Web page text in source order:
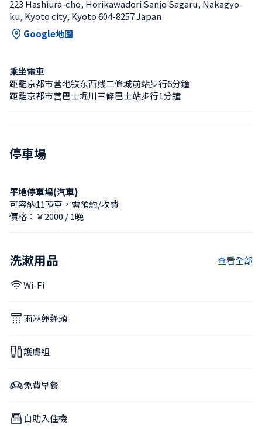
223 Hashiura-cho, Horikawadori Sanjo Sagaru, Nakagyo-
ku, Kyoto city, Kyoto 604-8257 Japan
Google地圖
乘坐電車
距離京都市营地铁东西线二條城前站步行6分鐘
距離京都市营巴士堀川三條巴士站步行1分鐘
停車場
平地停車場(汽車)
可容納11輛車，需預約/收費
價格：￥2000 / 1晚
洗漱用品 查看全部
Wi-Fi
雨淋蓮蓬頭
護膚組
免費早餐
自助入住機